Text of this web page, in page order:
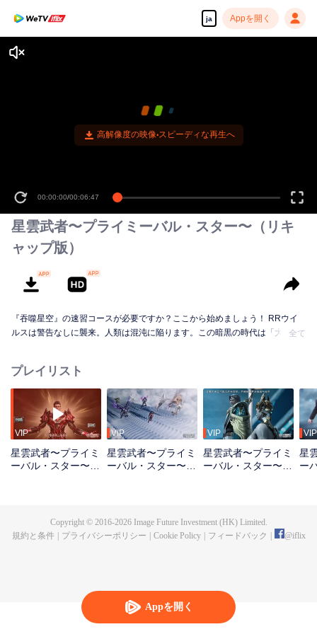
ja Appを開く
Appを開く
高解像度の映像•スピーディな再生へ
00:00:00/00:06:47
星雲武者〜プライミーバル・スター〜（リキ
ャップ版）
『吞噬星空』の速習コースが必要ですか？ここから始めましょう！ RRウイ
ルスは警告なしに襲来。人類は混沌に陥ります。この暗黒の時代は「大涅槃
なりました。 羅峰は武者の仲間入りを夢見ています。その道は過酷です。ま
ず、彼は環境から受ける目に見えない圧力と戦わねばなりません。苦労の絶
えない家庭に生まれ、施しなどなく、ただ厳しい現実があるのみ。絶え間な
い苦難と苛酷な訓練を通じて、羅峰は徐々に潜在能力を開花させ、より強大
な力と、自らの価値に対する確信を得ていくのです。
全て
プレイリスト
VIP
星雲武者〜プライミ
ーバル・スター〜
VIP
星雲武者〜プライミ
ーバル・スター〜
VIP
星雲武者〜プライミ
ーバル・スター〜
VIP
星
ー
Copyright © 2016-2026Image Future Investment (HK) Limited.
規約と条件
プライバシーポリシー Cookie Policy フィードバック @iflix